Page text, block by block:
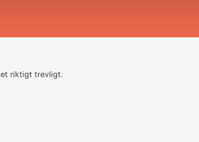
riktigt trevligt.